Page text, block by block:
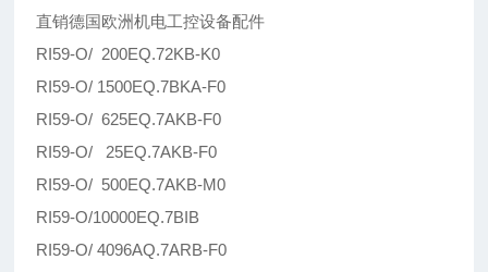
直销德国欧洲机电工控设备配件
RI59-O/ 200EQ.72KB-K0
RI59-O/ 1500EQ.7BKA-F0
RI59-O/ 625EQ.7AKB-F0
RI59-O/ 25EQ.7AKB-F0
RI59-O/ 500EQ.7AKB-M0
RI59-O/10000EQ.7BIB
RI59-O/ 4096AQ.7ARB-F0